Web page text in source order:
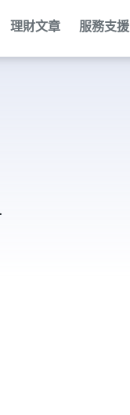
理財文章 服務支援